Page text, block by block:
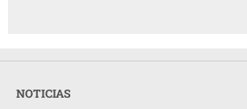
NOTICIAS